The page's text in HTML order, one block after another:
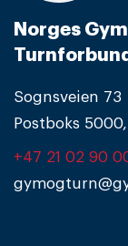
Norges
Turnforbund
Sognsveien 73
Postboks
+47 21 02 90